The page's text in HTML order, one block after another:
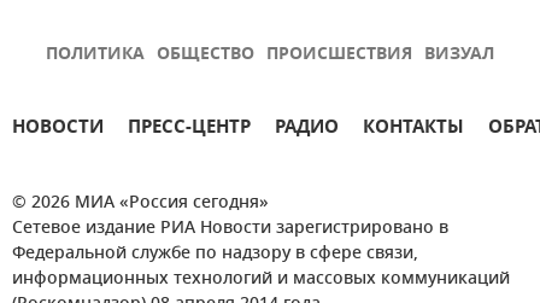
ПОЛИТИКА ОБЩЕСТВО ПРОИСШЕСТВИЯ ВИЗУАЛ
НОВОСТИ ПРЕСС-ЦЕНТР РАДИО КОНТАКТЫ
© 2026 МИА «Россия сегодня»
Сетевое издание РИА Новости зарегистрировано в
Федеральной службе по надзору в сфере связи,
информационных технологий и массовых коммуникаций